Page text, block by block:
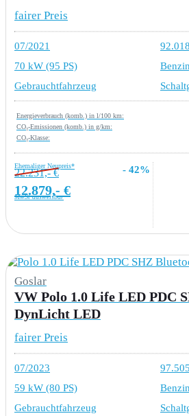
fairer Preis
07/2021
70 kW (95 PS)
Benzin
Gebrauchtfahrzeug
Energieverbrauch (komb.) in l/100 km:
CO₂-Emissionen (komb.) in g/km:
CO₂-Klasse:
Ehemaliger Neupreis*
22.231,- € - 42%
12.879,- €
MwSt ausweisbar
Goslar
VW Polo 1.0 Life LED PDC
DynLicht LED
fairer Preis
07/2023
59 kW (80 PS)
Benzin
Gebrauchtfahrzeug